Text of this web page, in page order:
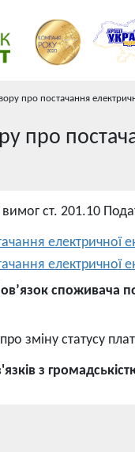
про постачання
про
ст. 201.10
електричної
електричної
споживача
зміну статусу
з